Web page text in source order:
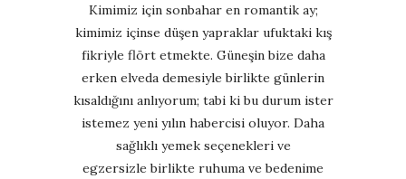
Kimimiz için sonbahar en romantik ay;
kimimiz içinse düşen yapraklar ufuktaki kış
fikriyle flört etmekte. Güneşin bize daha
erken elveda demesiyle birlikte günlerin
kısaldığını anlıyorum; tabi ki bu durum ister
istemez yeni yılın habercisi oluyor. Daha
sağlıklı yemek seçenekleri ve
egzersizle birlikte ruhuma ve bedenime